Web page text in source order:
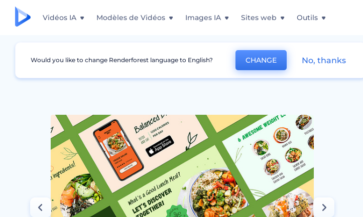
Vidéos IA Modèles de Vidéos Images IA Sites web Outils
Graphismes Story Instagram Designs sur l'alimentation saine
Would you like to change Renderforest language to English? CHANGE No, thanks